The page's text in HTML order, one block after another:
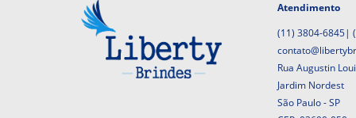
Atendimento
(11) 3804-6845|
Rua Augustin
Jardim Nordest
São Paulo - SP